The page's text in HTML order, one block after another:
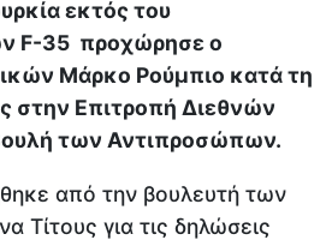
εκτός του
F-35 προχώρησε ο
Μάρκο Ρούμπιο κατά τη
στην Επιτροπή Διεθνών
των Αντιπροσώπων.
από την βουλευτή των
Τίτους για τις δηλώσεις